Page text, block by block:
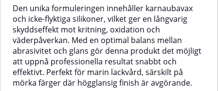
Gelcoat Ultra Heavy CutExtremt
hög slipgrad – Tar bort djupa
repor, oxidering och kraftiga
skavmärkenFörbereder ytan –
Perfekt som första steg innan
finare polering och
förseglingLång arbetstid – Kan
poleras under längre tid utan att
torka ut eller damma
kraftigtSilikonfri – Säker att
vare carnaubavax ger den hållbar
glans och
försegling.AnvändningsområdenFör
borttagning av hologram, dis och
mikrorepor från gelcoat och
båtfärger.Perfekt för båtar med
känsliga eller mörka ytor.Slutsteg
i poleringsprocessen, där du vill
kombinera finish och skydd.Så
använder du Gelcoat Micro Cut &
Den unika formuleringen innehåller karnaubavax
och icke-flyktiga silikoner, vilket ger en långvarig
skyddseffekt mot kritning, oxidation och
väderpåverkan. Med en optimal balans mellan
abrasivitet och glans gör denna produkt det möjligt
att uppnå professionella resultat snabbt och
effektivt. Perfekt för marin lackvård, särskilt på
mörka färger där högglansig finish är avgörande.